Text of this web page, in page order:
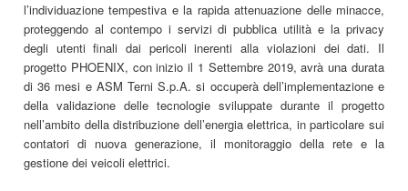
l’individuazione tempestiva e la rapida attenuazione delle minacce,
proteggendo al contempo i servizi di pubblica utilità e la privacy
degli utenti finali dai pericoli inerenti alla violazioni dei dati. Il
progetto PHOENIX, con inizio il 1 Settembre 2019, avrà una durata
di 36 mesi e ASM Terni S.p.A. si occuperà dell’implementazione e
della validazione delle tecnologie sviluppate durante il progetto
nell’ambito della distribuzione dell’energia elettrica, in particolare sui
contatori di nuova generazione, il monitoraggio della rete e la
gestione dei veicoli elettrici.